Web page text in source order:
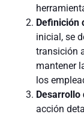
Definición
inicial, se
transición
mantener
los
Desarrollo
acción